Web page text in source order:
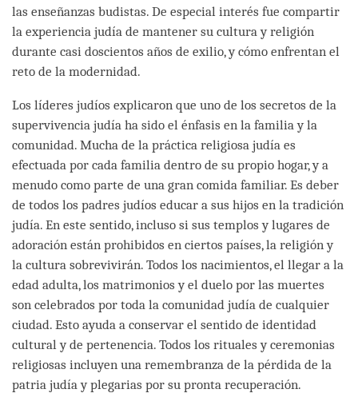
las enseñanzas budistas. De especial interés fue compartir
la experiencia judía de mantener su cultura y religión
durante casi doscientos años de exilio, y cómo enfrentan el
reto de la modernidad.
Los líderes judíos explicaron que uno de los secretos de la
supervivencia judía ha sido el énfasis en la familia y la
comunidad. Mucha de la práctica religiosa judía es
efectuada por cada familia dentro de su propio hogar, y a
menudo como parte de una gran comida familiar. Es deber
de todos los padres judíos educar a sus hijos en la tradición
judía. En este sentido, incluso si sus templos y lugares de
adoración están prohibidos en ciertos países, la religión y
la cultura sobrevivirán. Todos los nacimientos, el llegar a la
edad adulta, los matrimonios y el duelo por las muertes
son celebrados por toda la comunidad judía de cualquier
ciudad. Esto ayuda a conservar el sentido de identidad
cultural y de pertenencia. Todos los rituales y ceremonias
religiosas incluyen una remembranza de la pérdida de la
patria judía y plegarias por su pronta recuperación.